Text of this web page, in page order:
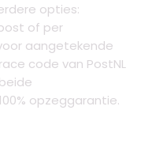
opties:
of per
aangetekende
code van PostNL
opzeggarantie.